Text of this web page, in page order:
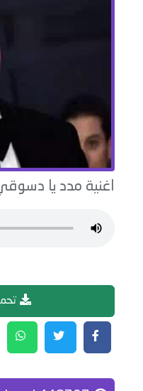
اغنية مدد يا